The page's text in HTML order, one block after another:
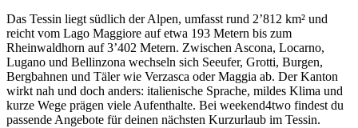
Das Tessin liegt südlich der Alpen, umfasst rund 2’812 km² und
reicht vom Lago Maggiore auf etwa 193 Metern bis zum
Rheinwaldhorn auf 3’402 Metern. Zwischen Ascona, Locarno,
Lugano und Bellinzona wechseln sich Seeufer, Grotti, Burgen,
Bergbahnen und Täler wie Verzasca oder Maggia ab. Der Kanton
wirkt nah und doch anders: italienische Sprache, mildes Klima und
kurze Wege prägen viele Aufenthalte. Bei weekend4two findest du
passende Angebote für deinen nächsten Kurzurlaub im Tessin.